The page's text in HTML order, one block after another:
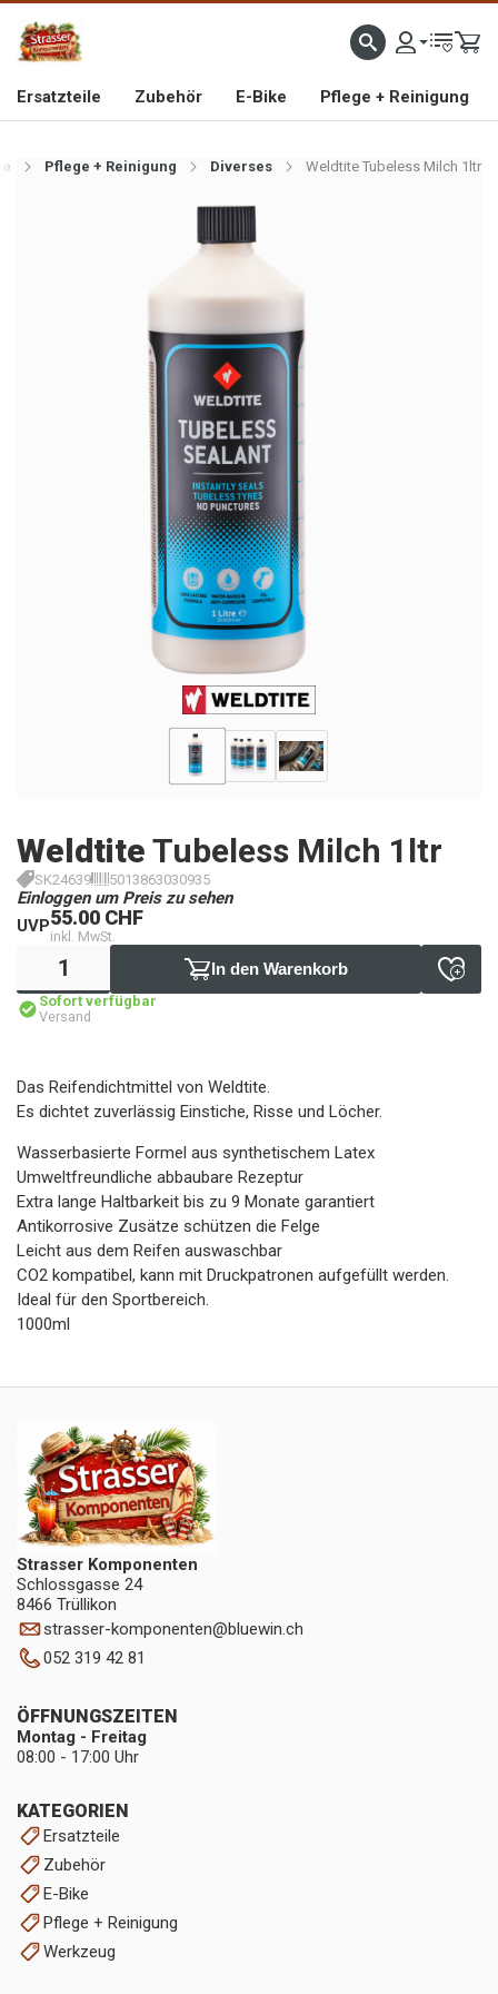
IMPORTEUR VON HOCHWERTIGEN FAHRRAD- UND MOFAERSATZTEILEN SEIT 1993
Ersatzteile Zubehör E-Bike Pflege + Reinigung
Pflege + Reinigung Diverses Weldtite Tubeless Milch 1ltr
Weldtite Tubeless Milch 1ltr
SK24639 5013863030935
Einloggen um Preis zu sehen
UVP55.00 CHF
inkl. MwSt.
In den Warenkorb
Sofort verfügbar
Versand
Das Reifendichtmittel von Weldtite.
Es dichtet zuverlässig Einstiche, Risse und Löcher.
Wasserbasierte Formel aus synthetischem Latex
Umweltfreundliche abbaubare Rezeptur
Extra lange Haltbarkeit bis zu 9 Monate garantiert
Antikorrosive Zusätze schützen die Felge
Leicht aus dem Reifen auswaschbar
CO2 kompatibel, kann mit Druckpatronen aufgefüllt werden.
Ideal für den Sportbereich.
1000ml
Strasser Komponenten
Schlossgasse 24
8466 Trüllikon
strasser-komponenten@bluewin.ch
052 319 42 81
KATEGORIEN
Ersatzteile
Zubehör
E-Bike
Pflege + Reinigung
Werkzeug
ÖFFNUNGSZEITEN
Montag - Freitag
08:00 - 17:00 Uhr